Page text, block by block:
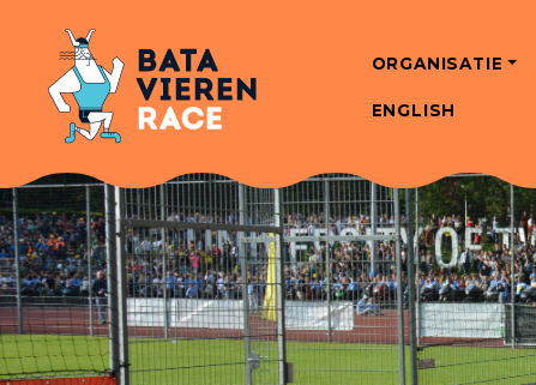
ORGANISATIE
ENGLISH